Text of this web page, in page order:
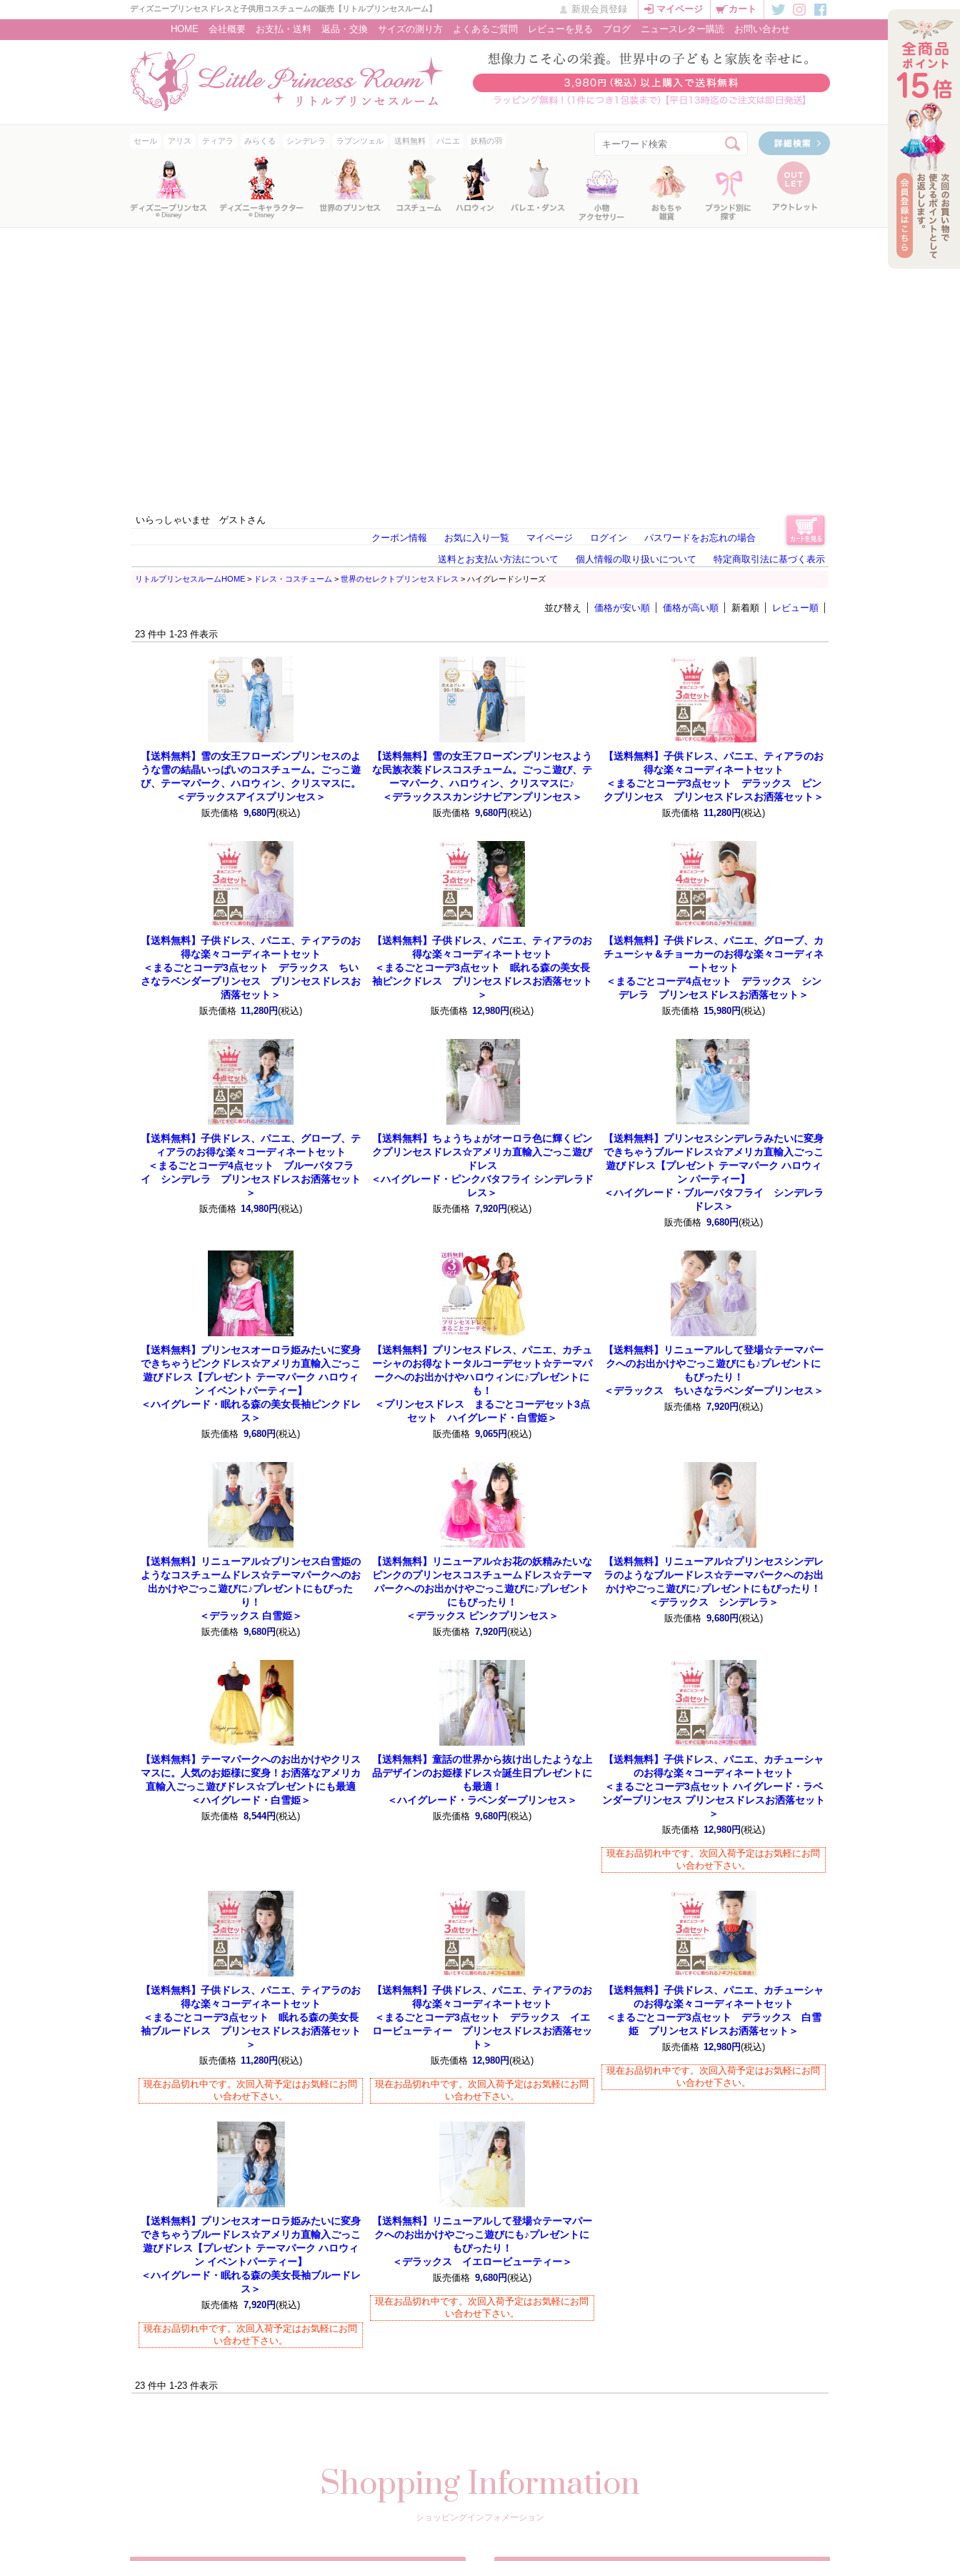
ディズニープリンセスドレスと子供用コスチュームの販売【リトルプリンセスルーム】 新規会員登録 マイページ
カート
HOME
会社概要 お支払・送料 返品・交換 サイズの測り方 よくあるご質問 レビューを見る ブログ ニュースレター購読 お問い合わせ
セール アリス ティアラ みらくる シンデレラ ラプンツェル 送料無料 パニエ 妖精の羽
いらっしゃいませ ゲストさん
クーポン情報
お気に入り一覧 マイページ ログイン
パスワードをお忘れの場合
送料とお支払い方法について
個人情報の取り扱いについて 特定商取引法に基づく表示
リトルプリンセスルームHOME > ドレス・コスチューム > 世界のセレクトプリンセスドレス > ハイグレードシリーズ
並び替え 価格が安い順 価格が高い順 新着順 レビュー順
23 件中 1-23 件表示
【送料無料】雪の女王フローズンプリンセスのよ
うな雪の結晶いっぱいのコスチューム。ごっこ遊
び、テーマパーク、ハロウィン、クリスマスに。
＜デラックスアイスプリンセス＞
販売価格 9,680円(税込)
【送料無料】雪の女王フローズンプリンセスよう
な民族衣装ドレスコスチューム。ごっこ遊び、テ
ーマパーク、ハロウィン、クリスマスに♪
＜デラックススカンジナビアンプリンセス＞
販売価格 9,680円(税込)
【送料無料】子供ドレス、パニエ、ティアラのお
得な楽々コーディネートセット
＜まるごとコーデ3点セット デラックス ピン
クプリンセス プリンセスドレスお洒落セット＞
販売価格 11,280円(税込)
【送料無料】子供ドレス、パニエ、ティアラのお
得な楽々コーディネートセット
＜まるごとコーデ3点セット デラックス ちい
さなラベンダープリンセス プリンセスドレスお
洒落セット＞
販売価格 11,280円(税込)
【送料無料】子供ドレス、パニエ、ティアラのお
得な楽々コーディネートセット
＜まるごとコーデ3点セット 眠れる森の美女長
袖ピンクドレス プリンセスドレスお洒落セット
＞
販売価格 12,980円(税込)
【送料無料】子供ドレス、パニエ、グローブ、カ
チューシャ＆チョーカーのお得な楽々コーディネ
ートセット
＜まるごとコーデ4点セット デラックス シン
デレラ プリンセスドレスお洒落セット＞
販売価格 15,980円(税込)
【送料無料】子供ドレス、パニエ、グローブ、テ
ィアラのお得な楽々コーディネートセット
＜まるごとコーデ4点セット ブルーバタフラ
イ シンデレラ プリンセスドレスお洒落セット
＞
販売価格 14,980円(税込)
【送料無料】ちょうちょがオーロラ色に輝くピン
クプリンセスドレス☆アメリカ直輸入ごっこ遊び
ドレス
＜ハイグレード・ピンクバタフライ シンデレラド
レス＞
販売価格 7,920円(税込)
【送料無料】プリンセスシンデレラみたいに変身
できちゃうブルードレス☆アメリカ直輸入ごっこ
遊びドレス【プレゼント テーマパーク ハロウィ
ン パーティー】
＜ハイグレード・ブルーバタフライ シンデレラ
ドレス＞
販売価格 9,680円(税込)
【送料無料】プリンセスオーロラ姫みたいに変身
できちゃうピンクドレス☆アメリカ直輸入ごっこ
遊びドレス【プレゼント テーマパーク ハロウィ
ン イベントパーティー】
＜ハイグレード・眠れる森の美女長袖ピンクドレ
ス＞
販売価格 9,680円(税込)
【送料無料】プリンセスドレス、パニエ、カチュ
ーシャのお得なトータルコーデセット☆テーマパ
ークへのお出かけやハロウィンに♪プレゼントに
も！
＜プリンセスドレス まるごとコーデセット3点
セット ハイグレード・白雪姫＞
販売価格 9,065円(税込)
【送料無料】リニューアルして登場☆テーマパー
クへのお出かけやごっこ遊びにも♪プレゼントに
もぴったり！
＜デラックス ちいさなラベンダープリンセス＞
販売価格 7,920円(税込)
【送料無料】リニューアル☆プリンセス白雪姫の
ようなコスチュームドレス☆テーマパークへのお
出かけやごっこ遊びに♪プレゼントにもぴった
り！
＜デラックス 白雪姫＞
販売価格 9,680円(税込)
【送料無料】リニューアル☆お花の妖精みたいな
ピンクのプリンセスコスチュームドレス☆テーマ
パークへのお出かけやごっこ遊びに♪プレゼント
にもぴったり！
＜デラックス ピンクプリンセス＞
販売価格 7,920円(税込)
【送料無料】リニューアル☆プリンセスシンデレ
ラのようなブルードレス☆テーマパークへのお出
かけやごっこ遊びに♪プレゼントにもぴったり！
＜デラックス シンデレラ＞
販売価格 9,680円(税込)
【送料無料】テーマパークへのお出かけやクリス
マスに。人気のお姫様に変身！お洒落なアメリカ
直輸入ごっこ遊びドレス☆プレゼントにも最適
＜ハイグレード・白雪姫＞
販売価格 8,544円(税込)
【送料無料】童話の世界から抜け出したような上
品デザインのお姫様ドレス☆誕生日プレゼントに
も最適！
＜ハイグレード・ラベンダープリンセス＞
販売価格 9,680円(税込)
【送料無料】子供ドレス、パニエ、カチューシャ
のお得な楽々コーディネートセット
＜まるごとコーデ3点セット ハイグレード・ラベ
ンダープリンセス プリンセスドレスお洒落セット
＞
販売価格 12,980円(税込)
現在お品切れ中です。次回入荷予定はお気軽にお問
い合わせ下さい。
【送料無料】子供ドレス、パニエ、ティアラのお
得な楽々コーディネートセット
＜まるごとコーデ3点セット 眠れる森の美女長
袖ブルードレス プリンセスドレスお洒落セット
＞
販売価格 11,280円(税込)
現在お品切れ中です。次回入荷予定はお気軽にお問
い合わせ下さい。
【送料無料】子供ドレス、パニエ、ティアラのお
得な楽々コーディネートセット
＜まるごとコーデ3点セット デラックス イエ
ロービューティー プリンセスドレスお洒落セッ
ト＞
販売価格 12,980円(税込)
現在お品切れ中です。次回入荷予定はお気軽にお問
い合わせ下さい。
【送料無料】子供ドレス、パニエ、カチューシャ
のお得な楽々コーディネートセット
＜まるごとコーデ3点セット デラックス 白雪
姫 プリンセスドレスお洒落セット＞
販売価格 12,980円(税込)
現在お品切れ中です。次回入荷予定はお気軽にお問
い合わせ下さい。
【送料無料】プリンセスオーロラ姫みたいに変身
できちゃうブルードレス☆アメリカ直輸入ごっこ
遊びドレス【プレゼント テーマパーク ハロウィ
ン イベントパーティー】
＜ハイグレード・眠れる森の美女長袖ブルードレ
ス＞
販売価格 7,920円(税込)
現在お品切れ中です。次回入荷予定はお気軽にお問
い合わせ下さい。
【送料無料】リニューアルして登場☆テーマパー
クへのお出かけやごっこ遊びにも♪プレゼントに
もぴったり！
＜デラックス イエロービューティー＞
販売価格 9,680円(税込)
現在お品切れ中です。次回入荷予定はお気軽にお問
い合わせ下さい。
23 件中 1-23 件表示
Shopping Information
ショッピングインフォメーション